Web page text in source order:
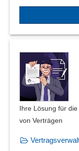
Ihre Lösung für
von Verträgen